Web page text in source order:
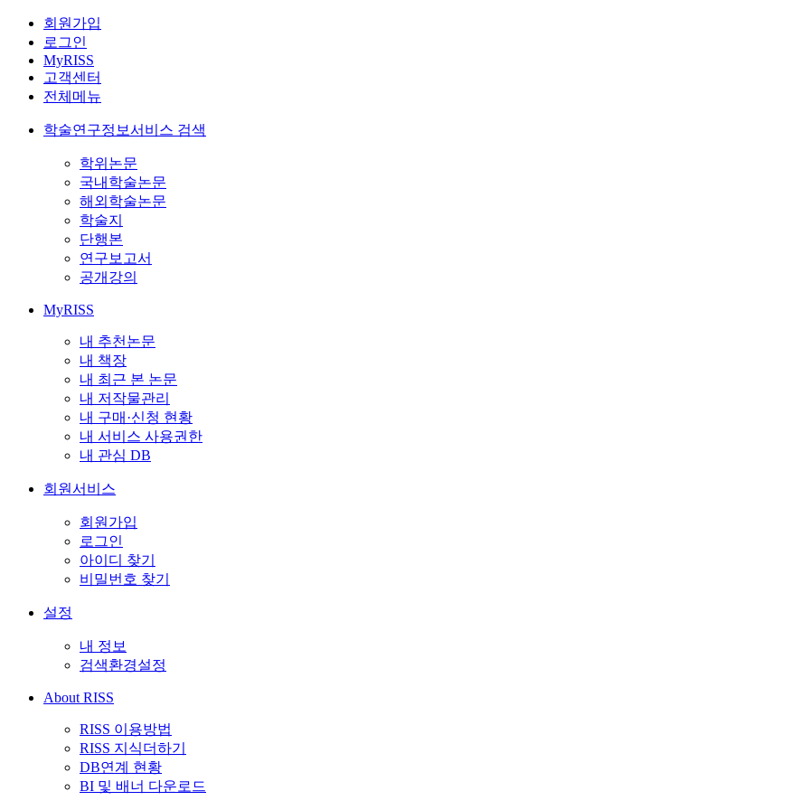
회원가입
로그인
MyRISS
고객센터
전체메뉴
학술연구정보서비스 검색
학위논문
국내학술논문
해외학술논문
학술지
단행본
연구보고서
공개강의
MyRISS
내 추천논문
내 책장
내 최근 본 논문
내 저작물관리
내 구매·신청 현황
내 서비스 사용권한
내 관심 DB
회원서비스
회원가입
로그인
아이디 찾기
비밀번호 찾기
설정
내 정보
검색환경설정
About RISS
RISS 이용방법
RISS 지식더하기
DB연계 현황
BI 및 배너 다운로드